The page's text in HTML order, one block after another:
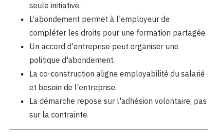
seule initiative.
L'abondement permet à l'employeur de
compléter les droits pour une formation partagée.
Un accord d'entreprise peut organiser une
politique d'abondement.
La co-construction aligne employabilité du salarié
et besoin de l'entreprise.
La démarche repose sur l'adhésion volontaire, pas
sur la contrainte.